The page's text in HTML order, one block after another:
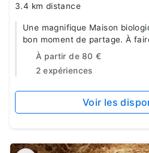
3.4 km distance
Une magnifique Maison
bon moment de partage. À
À partir de 80 €
2 expériences
Voir les